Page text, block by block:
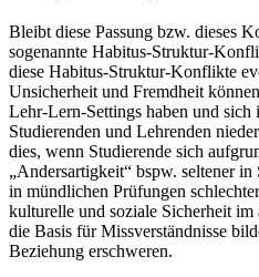
Bleibt diese Passung bzw. dieses
sogenannte Habitus-Struktur-
diese Habitus-Struktur-Konflikte
Unsicherheit und Fremdheit
Lehr-Lern-Settings haben und
Studierenden und Lehrenden
dies, wenn Studierende sich
„Andersartigkeit“ bspw. seltener
in mündlichen Prüfungen
kulturelle und soziale Sicherheit
die Basis für Missverständnisse
Beziehung erschweren.